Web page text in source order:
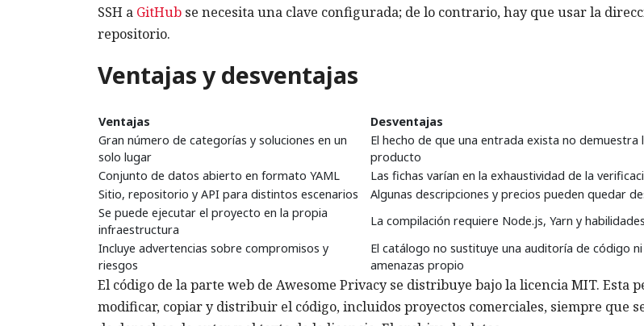
SSH a GitHub se necesita una clave configurada; de lo contrario, hay que usar la
repositorio.
Ventajas y desventajas
Ventajas
Desventajas
Gran número de categorías y soluciones en un
solo lugar
El hecho de que una entrada exista no demuestra
producto
Conjunto de datos abierto en formato YAML
Las fichas varían en la exhaustividad de la
Sitio, repositorio y API para distintos escenarios
Algunas descripciones y precios pueden quedar
Se puede ejecutar el proyecto en la propia
infraestructura
La compilación requiere Node.js, Yarn y
Incluye advertencias sobre compromisos y
riesgos
El catálogo no sustituye una auditoría de código
amenazas propio
El código de la parte web de Awesome Privacy se distribuye bajo la licencia MIT. Esta
modificar, copiar y distribuir el código, incluidos proyectos comerciales, siempre que